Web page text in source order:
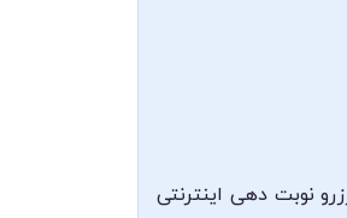
نوبت دهی اینترنتی